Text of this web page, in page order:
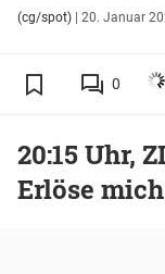
(cg/spot) | 20. Januar
0
20:15 Uhr,
Erlöse